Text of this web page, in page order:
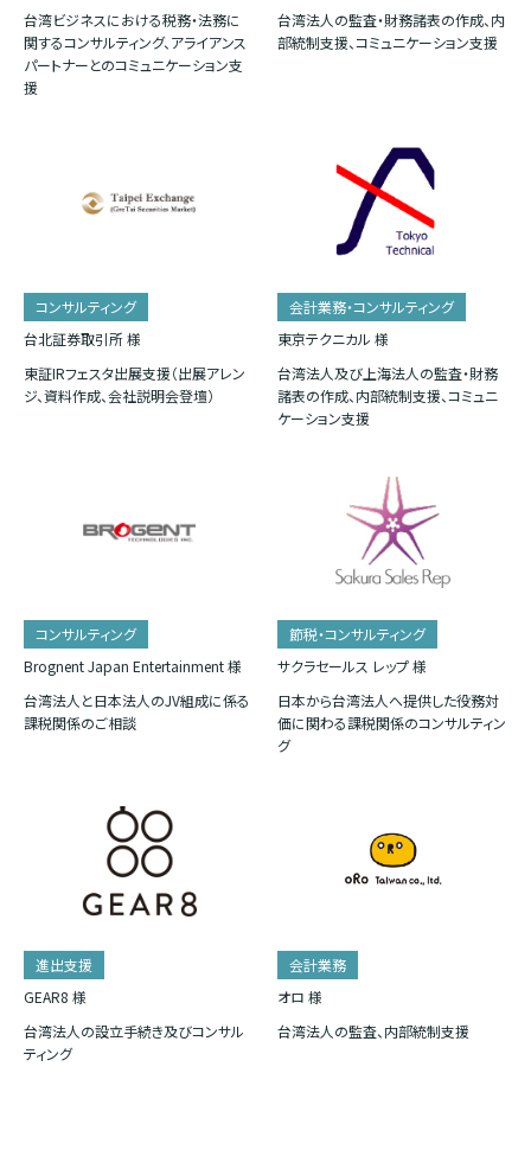
台湾ビジネスにおける税務・法務に
関するコンサルティング、アライアンス
パートナーとのコミュニケーション支
援
台湾法人の監査・財務諸表の作成、内
部統制支援、コミュニケーション支援
コンサルティング
台北証券取引所 様
東証IRフェスタ出展支援（出展アレン
ジ、資料作成、会社説明会登壇）
会計業務・コンサルティング
東京テクニカル 様
台湾法人及び上海法人の監査・財務
諸表の作成、内部統制支援、コミュニ
ケーション支援
コンサルティング
Brognent Japan Entertainment 様
台湾法人と日本法人のJV組成に係る
課税関係のご相談
節税・コンサルティング
サクラセールス レップ 様
日本から台湾法人へ提供した役務対
価に関わる課税関係のコンサルティン
グ
進出支援
GEAR8 様
台湾法人の設立手続き及びコンサル
ティング
会計業務
オロ 様
台湾法人の監査、内部統制支援